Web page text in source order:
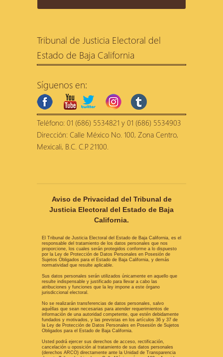
Tribunal de Justicia Electoral del
Estado de Baja California
Síguenos en:
facebookyoutubetwitter
Teléfono: 01 (686) 5534821 y 01 (686) 5534903
Dirección: Calle México No. 100, Zona Centro,
Mexicali, B.C. C.P. 21100.
Aviso de Privacidad del Tribunal de
Justicia Electoral del Estado de Baja
California.
El Tribunal de Justicia Electoral del Estado de Baja California, es el
responsable del tratamiento de los datos personales que nos
proporcione, los cuales serán protegidos conforme a lo dispuesto
por la Ley de Protección de Datos Personales en Posesión de
Sujetos Obligados para el Estado de Baja California, y demás
normatividad que resulte aplicable.
Sus datos personales serán utilizados únicamente en aquello que
resulte indispensable y justificado para llevar a cabo las
atribuciones y funciones que la ley impone a este órgano
jurisdiccional electoral.
No se realizarán transferencias de datos personales, salvo
aquéllas que sean necesarias para atender requerimientos de
información de una autoridad competente, que estén debidamente
fundados y motivados, y las previstas en los artículos 36 y 37 de
la Ley de Protección de Datos Personales en Posesión de Sujetos
Obligados para el Estado de Baja California.
Usted podrá ejercer sus derechos de acceso, rectificación,
cancelación u oposición al tratamiento de sus datos personales
(derechos ARCO) directamente ante la Unidad de Transparencia